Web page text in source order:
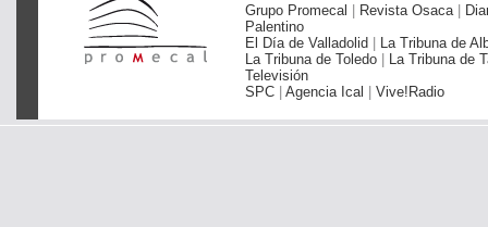
Grupo Promecal Revista Osaca
Palentino
El Día de Valladolid
La Tribuna de
La Tribuna de Toledo
La Tribuna de
Televisión
SPC
Agencia Ical Vive!Radio